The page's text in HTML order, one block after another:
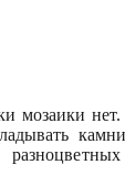
мозаики